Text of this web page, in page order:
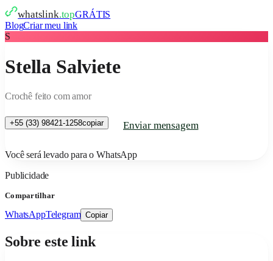
whatslink.topGRÁTIS
BlogCriar meu link
S
Stella Salviete
Crochê feito com amor
+55 (33) 98421-1258copiar Enviar mensagem
Você será levado para o WhatsApp
Publicidade
Compartilhar
WhatsAppTelegram Copiar
Sobre este link